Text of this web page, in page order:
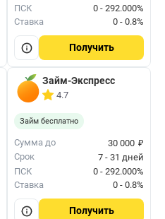
ПСК
0 - 292.000%
Ставка
0 - 0.8%
Получить
Займ-Экспресс
4.7
Займ бесплатно
Сумма до 30 000 ₽
Срок
7 - 31 дней
ПСК
0 - 292.000%
Ставка
0 - 0.8%
Получить